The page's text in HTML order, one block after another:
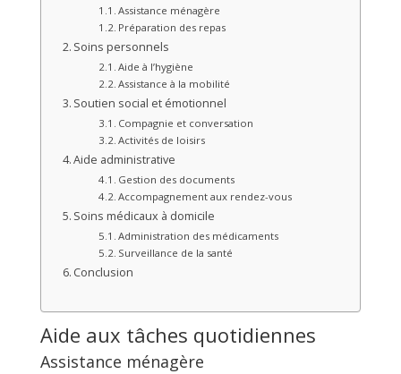
Assistance ménagère
Préparation des repas
Soins personnels
Aide à l’hygiène
Assistance à la mobilité
Soutien social et émotionnel
Compagnie et conversation
Activités de loisirs
Aide administrative
Gestion des documents
Accompagnement aux rendez-vous
Soins médicaux à domicile
Administration des médicaments
Surveillance de la santé
Conclusion
Aide aux tâches quotidiennes
Assistance ménagère